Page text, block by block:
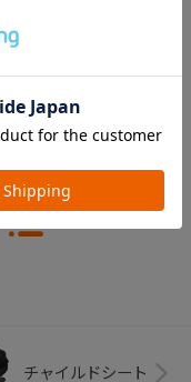
チャイルドシート